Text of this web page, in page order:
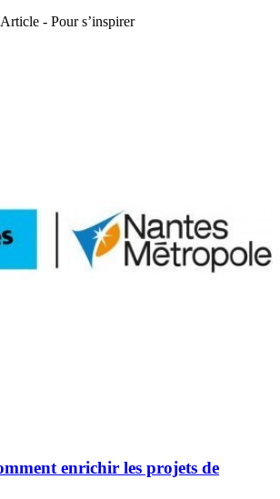
- Pour s’inspirer
enrichir les projets de